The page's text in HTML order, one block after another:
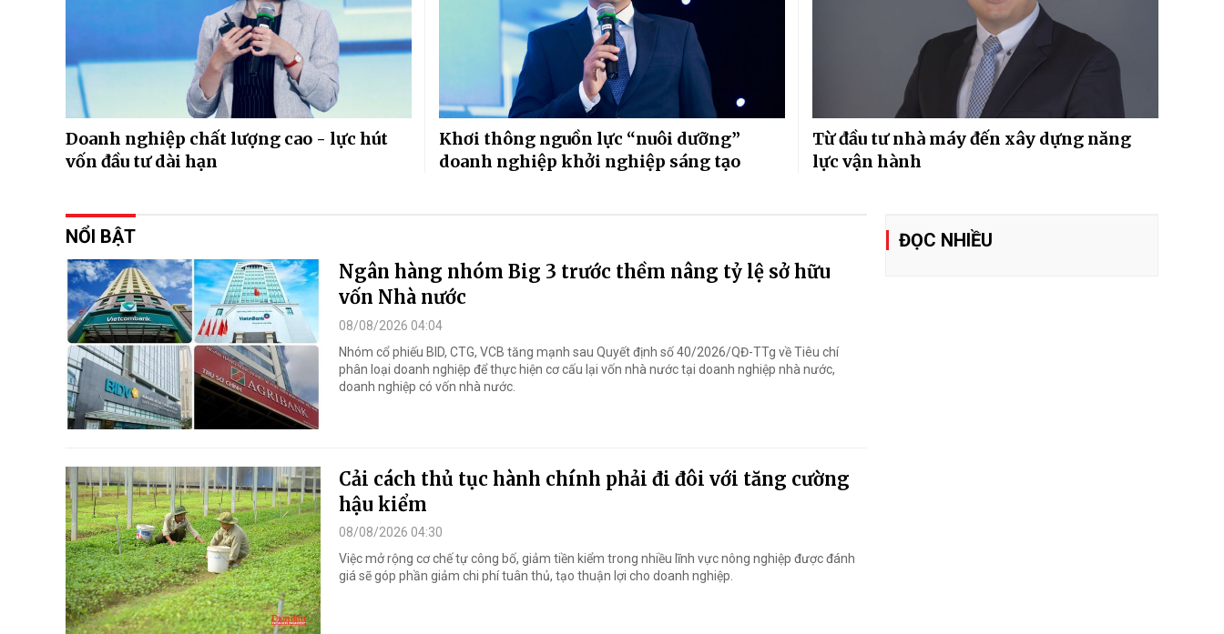
Doanh nghiệp chất lượng cao - lực hút
vốn đầu tư dài hạn
Khơi thông nguồn lực “nuôi dưỡng”
doanh nghiệp khởi nghiệp sáng tạo
Từ đầu tư nhà máy đến xây dựng năng
lực vận hành
NỔI BẬT
Ngân hàng nhóm Big 3 trước thềm nâng tỷ lệ sở hữu
vốn Nhà nước
08/08/2026 04:04
Nhóm cổ phiếu BID, CTG, VCB tăng mạnh sau Quyết định số 40/2026/QĐ-TTg về Tiêu chí
phân loại doanh nghiệp để thực hiện cơ cấu lại vốn nhà nước tại doanh nghiệp nhà nước,
doanh nghiệp có vốn nhà nước.
Cải cách thủ tục hành chính phải đi đôi với tăng cường
hậu kiểm
08/08/2026 04:30
Việc mở rộng cơ chế tự công bố, giảm tiền kiểm trong nhiều lĩnh vực nông nghiệp được đánh
giá sẽ góp phần giảm chi phí tuân thủ, tạo thuận lợi cho doanh nghiệp.
ĐỌC NHIỀU